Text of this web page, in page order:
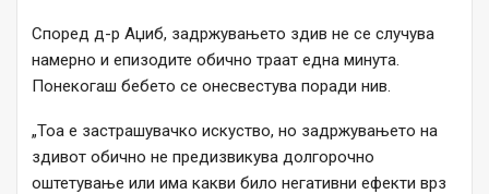
Според д-р Аџиб, задржувањето здив не се случува
намерно и епизодите обично траат една минута.
Понекогаш бебето се онесвестува поради нив.
„Тоа е застрашувачко искуство, но задржувањето на
здивот обично не предизвикува долгорочно
оштетување или има какви било негативни ефекти врз